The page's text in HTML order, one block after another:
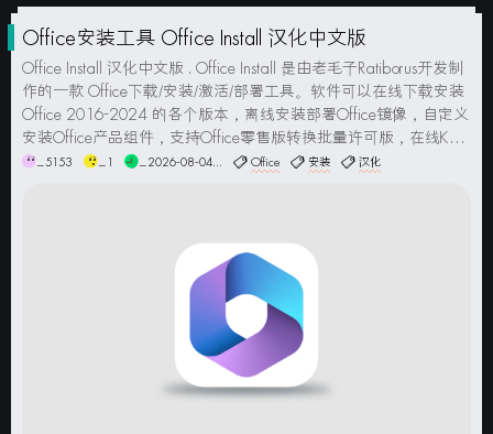
Office安装工具 Office Install 汉化中文版
Office Install 汉化中文版 . Office Install 是由老毛子Ratiborus开发制
作的一款 Office下载/安装/激活/部署工具。软件可以在线下载安装
Office 2016-2024 的各个版本，离线安装部署Office镜像，自定义
安装Office产品组件，支持Office零售版转换批量许可版，在线KMS
激活Offi...
_5153 _1 _2026-08-04... Office 安装 汉化